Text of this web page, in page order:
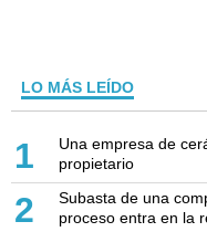
LO MÁS LEÍDO
1
Una empresa de
propietario
2
Subasta de una
proceso entra en la